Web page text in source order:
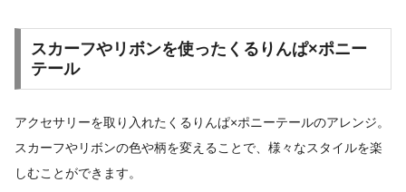
スカーフやリボンを使ったくるりんぱ×ポニー
テール
アクセサリーを取り入れたくるりんぱ×ポニーテールのアレンジ。
スカーフやリボンの色や柄を変えることで、様々なスタイルを楽
しむことができます。